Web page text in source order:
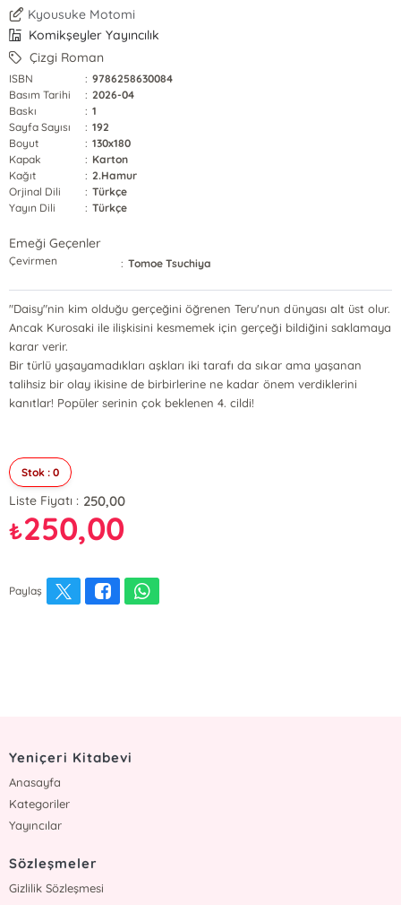
Kyousuke Motomi
Komikşeyler Yayıncılık
Çizgi Roman
ISBN : 9786258630084
Basım Tarihi
: 2026-04
Baskı
: 1
Sayfa Sayısı
: 192
Boyut
: 130x180
Kapak
: Karton
Kağıt
: 2.Hamur
Orjinal Dili
: Türkçe
Yayın Dili
: Türkçe
Emeği Geçenler
Çevirmen : Tomoe Tsuchiya
"Daisy"nin kim olduğu gerçeğini öğrenen Teru'nun dünyası alt üst olur.
Ancak Kurosaki ile ilişkisini kesmemek için gerçeği bildiğini saklamaya
karar verir.
Bir türlü yaşayamadıkları aşkları iki tarafı da sıkar ama yaşanan
talihsiz bir olay ikisine de birbirlerine ne kadar önem verdiklerini
kanıtlar! Popüler serinin çok beklenen 4. cildi!
Stok : 0
Liste Fiyatı : 250,00
₺250,00
Paylaş
Yeniçeri Kitabevi
Anasayfa
Kategoriler
Yayıncılar
Sözleşmeler
Gizlilik Sözleşmesi